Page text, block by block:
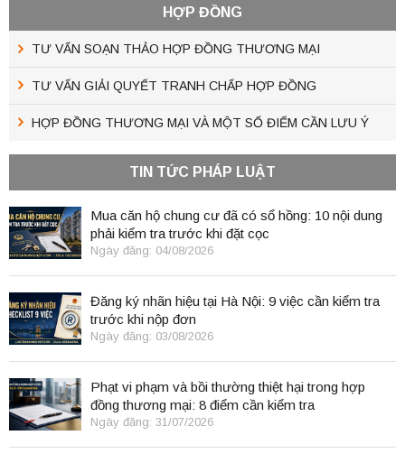
HỢP ĐỒNG
TƯ VẤN SOẠN THẢO HỢP ĐỒNG THƯƠNG MẠI
TƯ VẤN GIẢI QUYẾT TRANH CHẤP HỢP ĐỒNG
HỢP ĐỒNG THƯƠNG MẠI VÀ MỘT SỐ ĐIỂM CẦN LƯU Ý
TIN TỨC PHÁP LUẬT
Mua căn hộ chung cư đã có sổ hồng: 10 nội dung
phải kiểm tra trước khi đặt cọc
Ngày đăng: 04/08/2026
Đăng ký nhãn hiệu tại Hà Nội: 9 việc cần kiểm tra
trước khi nộp đơn
Ngày đăng: 03/08/2026
Phạt vi phạm và bồi thường thiệt hại trong hợp
đồng thương mại: 8 điểm cần kiểm tra
Ngày đăng: 31/07/2026